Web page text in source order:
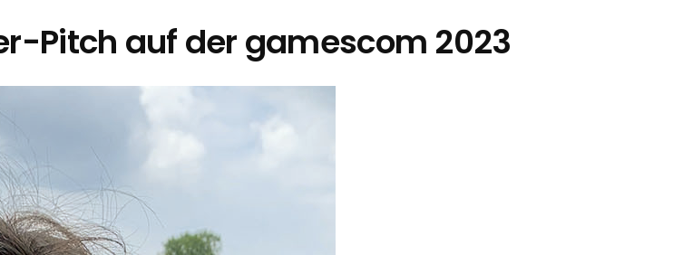
Pitch auf der gamescom 2023